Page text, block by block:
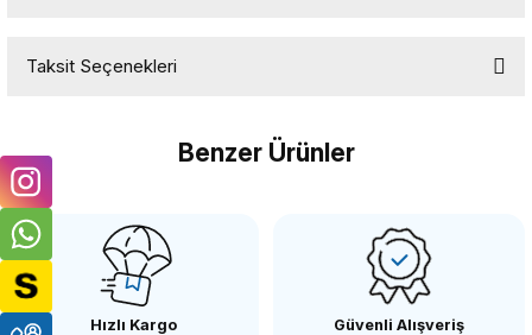
Yorum Yaz
Taksit Seçenekleri
Benzer Ürünler
OEM
OEM Marka CLP01 Süper Kelepçe
Hızlı Kargo
Güvenli Alışveriş